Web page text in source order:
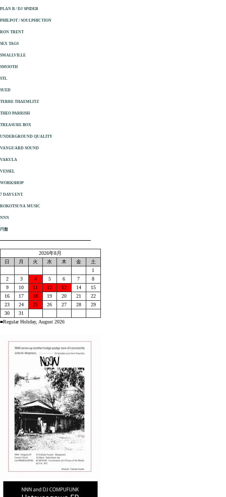
PLAN B / DJ SPIDER
PHILPOT / SOULPHICTION
RON TRENT
SEX TAGS
SMALLVILLE
SMOOTH
STL
SUED
TERRE THAEMLITZ
THEO PARRISH
TREASURE BOX
UNDERGROUND QUALITY
VANGUARD SOUND
VAKULA
VESSEL
WORKSHOP
7 DAYS ENT.
ROKOTSUNA MUSIC
NNN
円盤
2026年8月
日
月 火 水 木 金
土
1
2
3 4 5 6 7
8
9
10 11 12 13 14
15
16
17 18 19 20 21
22
23
24 25 26 27 28
29
30
31
■Regular Holiday, August 2026